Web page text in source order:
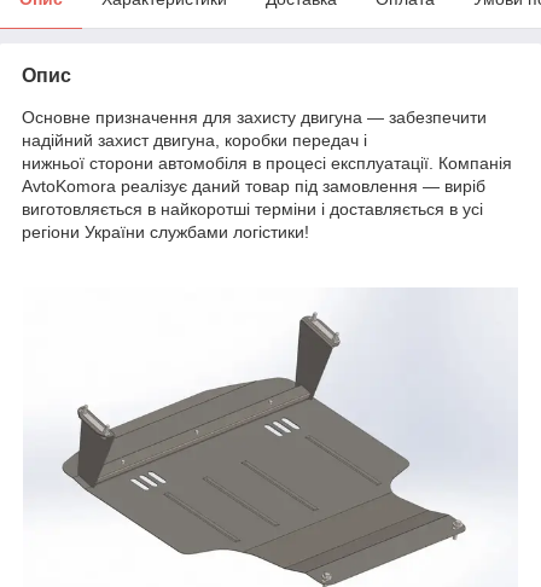
Опис
Основне призначення для захисту двигуна — забезпечити
надійний захист двигуна, коробки передач і
нижньої сторони автомобіля в процесі експлуатації. Компанія
AvtoKomora реалізує даний товар під замовлення — виріб
виготовляється в найкоротші терміни і доставляється в усі
регіони України службами логістики!